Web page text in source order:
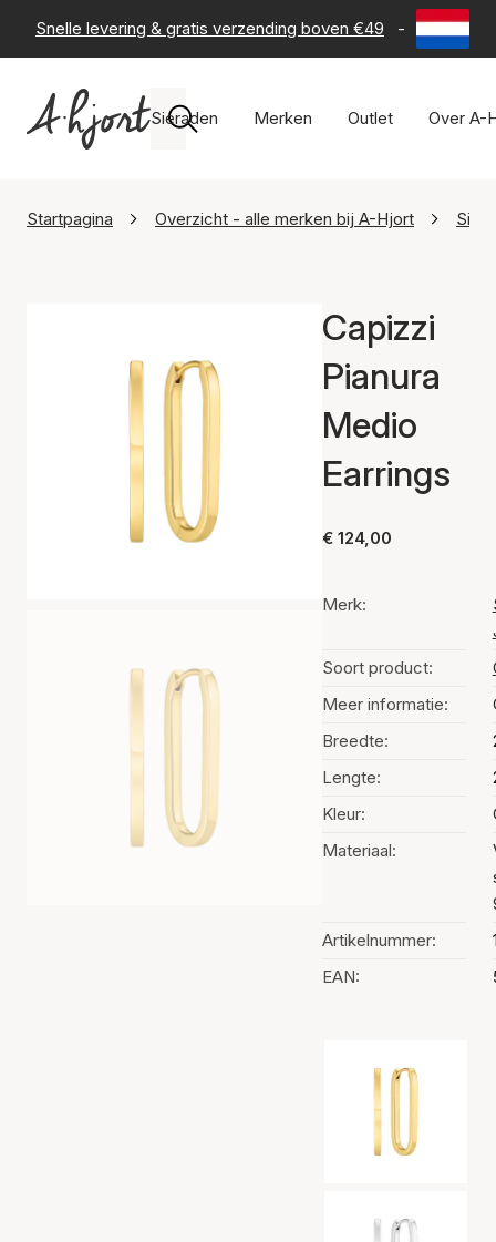
Snelle levering & gratis verzending boven €49 - 60 dagen
Sieraden Merken Outlet Over A-
Startpagina Overzicht - alle merken bij A-Hjort Sif
Capizzi
Pianura
Medio
Earrings
€ 124,00
Merk:
Soort product:
Meer informatie:
Breedte:
Lengte:
Kleur:
Materiaal:
Artikelnummer:
EAN: